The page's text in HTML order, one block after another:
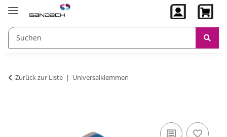
Zurück zur Liste Universalklemmen